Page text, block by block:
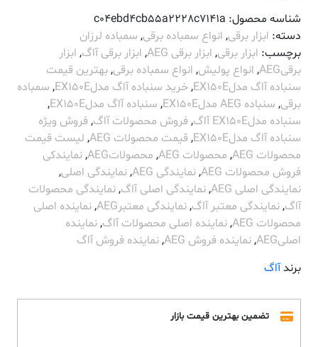
AEG
مدل
EX150E
عدد
شناسه محصول: c04ebd4cb55a2228c7141a
دسته: ابزار برقی, انواع سمباده برقی, سمباده لرزان
برچسب: ابزار برقی, ابزار برقی AEG , ابزار برقی آاگ, ابزار
برقیAEG
, انواع پولیش, انواع سمباده برقی,بهترین قیمت
سنباده آاگ مدلEX150E
,خرید سنباده آاگ مدلEX150E , سمباده
برقی, سنباده AEG مدلEX150E , سنباده آاگ مدلEX150E
,
سنباده مدلEX150E آاگ
, فروش محصولات آاگ, فروش ویژه
سنباده آاگ مدلEX150E
, قیمت محصولات AEG , لیست قیمت
محصولات AEG
, محصولات AEG , محصولاتAEG ,نمایندکی
فروش محصولات AEG
,نمایندگی AEG ,نمایندگی اصلی,
نمایندگی اصلی AEG
,نمایندگی اصلی آاگ,نمایندگی محصولات
آاگ,نمایندگی معتبر آاگ,نمایندگی معتبرAEG ,نماینده اصلی
محصولات AEG
,نماینده اصلی محصولات آاگ,نماینده
اصلیAEG
,نماینده فروش AEG ,نماینده فروش آاگ
برندآاگ
تضمین بهترین قیمت بازار